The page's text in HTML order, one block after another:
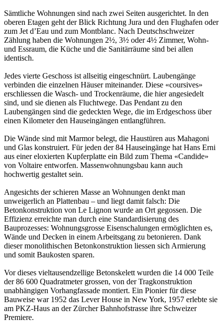
Sämtliche Wohnungen sind nach zwei Seiten ausgerichtet. In den
oberen Etagen geht der Blick Richtung Jura und den Flughafen oder
zum Jet d’Eau und zum Montblanc. Nach Deutschschweizer
Zählung haben die Wohnungen 2½, 3½ oder 4½ Zimmer, Wohn-
und Essraum, die Küche und die Sanitärräume sind bei allen
identisch.
Jedes vierte Geschoss ist allseitig eingeschnürt. Laubengänge
verbinden die einzelnen Häuser miteinander. Diese «coursives»
erschliessen die Wasch- und Trockenräume, die hier angesiedelt
sind, und sie dienen als Fluchtwege. Das Pendant zu den
Laubengängen sind die gedeckten Wege, die im Erdgeschoss über
einen Kilometer den Hauseingängen entlangführen.
Die Wände sind mit Marmor belegt, die Haustüren aus Mahagoni
und Glas konstruiert. Für jeden der 84 Hauseingänge hat Hans Erni
aus einer eloxierten Kupferplatte ein Bild zum Thema «Candide»
von Voltaire entworfen. Massenwohnungsbau kann auch
hochwertig gestaltet sein.
Angesichts der schieren Masse an Wohnungen denkt man
unweigerlich an Plattenbau – und liegt damit falsch: Die
Betonkonstruktion von Le Lignon wurde an Ort gegossen. Die
Effizienz erreichte man durch eine Standardisierung des
Bauprozesses: Wohnungsgrosse Eisenschalungen ermöglichten es,
Wände und Decken in einem Arbeitsgang zu betonieren. Dank
dieser monolithischen Betonkonstruktion liessen sich Armierung
und somit Baukosten sparen.
Vor dieses vieltausendzellige Betonskelett wurden die 14 000 Teile
der 86 600 Quadratmeter grossen, von der Tragkonstruktion
unabhängigen Vorhangfassade montiert. Ein Pionier für diese
Bauweise war 1952 das Lever House in New York, 1957 erlebte sie
am PKZ-Haus an der Zürcher Bahnhofstrasse ihre Schweizer
Premiere.